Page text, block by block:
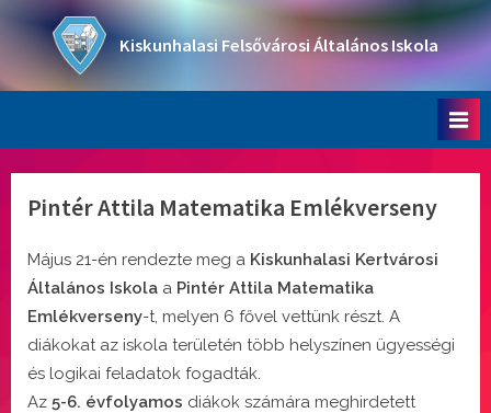
content
Kiskunhalasi Felsővárosi Általános Iskola
Pintér Attila Matematika Emlékverseny
Május 21-én rendezte meg a Kiskunhalasi Kertvárosi
Általános Iskola a Pintér Attila Matematika
Emlékverseny-t, melyen 6 fővel vettünk részt. A
diákokat az iskola területén több helyszínen ügyességi
és logikai feladatok fogadták.
Az 5-6. évfolyamos diákok számára meghirdetett